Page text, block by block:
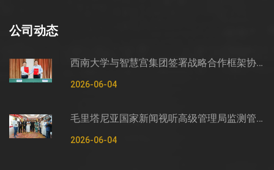
公司动态
西南大学与智慧宫集团签署战略合作框架协议
2026-06-04
毛里塔尼亚国家新闻视听高级管理局监测管控司司长穆罕默德·哈桑·埃萨利姆一行莅临智慧宫调研
2026-06-04